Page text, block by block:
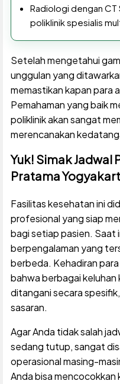
Radiologi dengan CT
poliklinik spesialis
Setelah mengetahui
unggulan yang
memastikan kapan para
Pemahaman yang baik
poliklinik akan sangat
merencanakan
Yuk! Simak Jadwal
Pratama
Fasilitas kesehatan ini
profesional yang siap
bagi setiap pasien. Saat
berpengalaman yang
berbeda. Kehadiran
bahwa berbagai
ditangani secara
sasaran.
Agar Anda tidak salah
sedang tutup, sangat
operasional masing-
Anda bisa